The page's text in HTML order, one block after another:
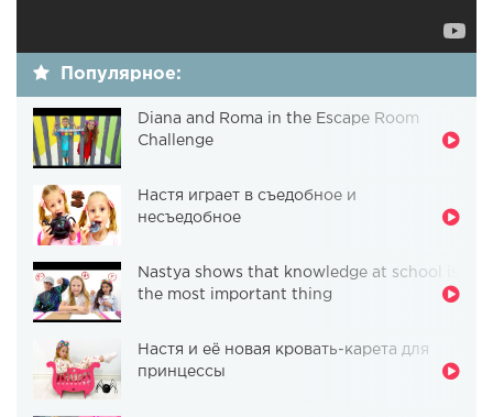
Популярное:
Diana and Roma in the Escape Room
Challenge
Настя играет в съедобное и
несъедобное
Nastya shows that knowledge at school is
the most important thing
Настя и её новая кровать-карета для
принцессы